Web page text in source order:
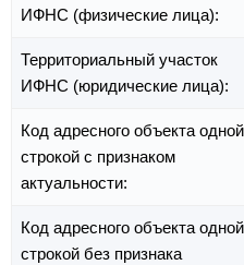
ИФНС (физические лица):
Территориальный участок
ИФНС (юридические лица):
Код адресного объекта одной
строкой с признаком
актуальности:
Код адресного объекта одной
строкой без признака